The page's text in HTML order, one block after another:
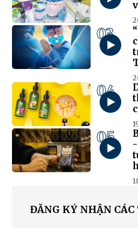
03
04
05
ĐĂNG KÝ NHẬN